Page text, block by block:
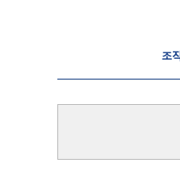
조